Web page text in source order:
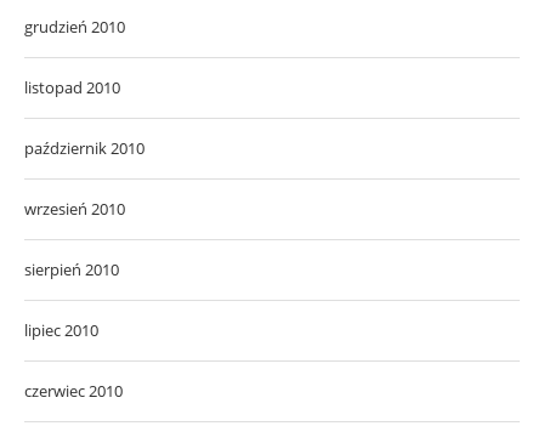
grudzień 2010
listopad 2010
październik 2010
wrzesień 2010
sierpień 2010
lipiec 2010
czerwiec 2010